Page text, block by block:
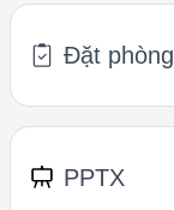
Đặt phòng
PPTX